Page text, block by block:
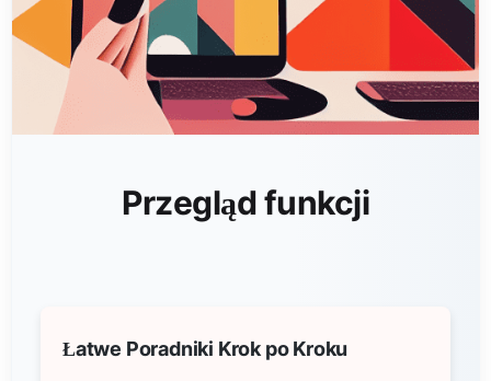
Przegląd funkcji
Łatwe Poradniki Krok po Kroku